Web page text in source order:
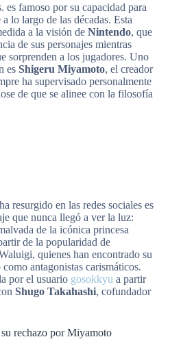
famoso por su capacidad para
lo largo de las décadas. Esta
a la visión de Nintendo, que
de sus personajes mientras
sorprenden a los jugadores. Uno
es Shigeru Miyamoto, el creador
ha supervisado personalmente
de que se alinee con la filosofía
resurgido en las redes sociales es
que nunca llegó a ver la luz:
de la icónica princesa
de la popularidad de
quienes han encontrado su
antagonistas carismáticos.
por el usuario gosokkyu a partir
Shugo Takahashi, cofundador
rechazo por Miyamoto